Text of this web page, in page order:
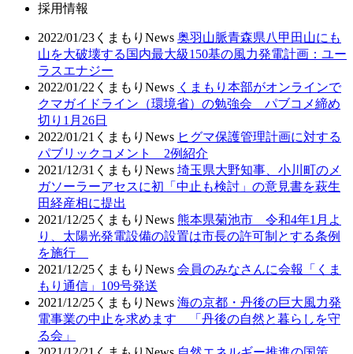
採用情報
2022/01/23 くまもりNews 奥羽山脈青森県八甲田山にも
山を大破壊する国内最大級150基の風力発電計画：ユー
ラスエナジー
2022/01/22 くまもりNews くまもり本部がオンラインで
クマガイドライン（環境省）の勉強会 パブコメ締め
切り1月26日
2022/01/21 くまもりNews ヒグマ保護管理計画に対する
パブリックコメント 2例紹介
2021/12/31 くまもりNews 埼玉県大野知事、小川町のメ
ガソーラーアセスに初「中止も検討」の意見書を萩生
田経産相に提出
2021/12/25 くまもりNews 熊本県菊池市 令和4年1月よ
り、太陽光発電設備の設置は市長の許可制とする条例
を施行
2021/12/25 くまもりNews 会員のみなさんに会報「くま
もり通信」109号発送
2021/12/25 くまもりNews 海の京都・丹後の巨大風力発
電事業の中止を求めます 「丹後の自然と暮らしを守
る会」